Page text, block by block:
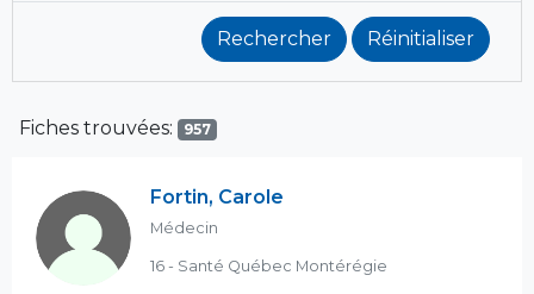
Fiches trouvées: 957
Fortin, Carole
Médecin
16 - Santé Québec Montérégie